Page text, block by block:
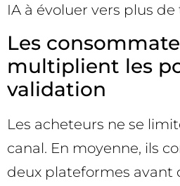
IA à évoluer vers plus de
Les
multiplient les
validation
Les acheteurs ne se
canal. En moyenne, ils
deux plateformes avant